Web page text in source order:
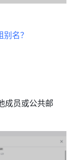
名？
成员或公共邮